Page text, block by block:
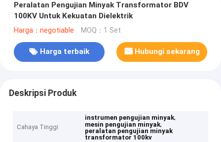
Peralatan Pengujian Minyak Transformator BDV
100KV Untuk Kekuatan Dielektrik
Harga：negotiable MOQ：1 Set
Harga terbaik Hubungi sekarang
Deskripsi Produk
Cahaya Tinggi
instrumen pengujian minyak,
mesin pengujian minyak,
peralatan pengujian minyak
transformator 100kv